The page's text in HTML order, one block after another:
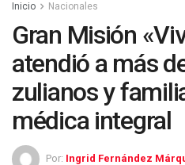
Inicio Nacionales
Gran Misión
atendió a más
zulianos y
médica integral
Por: Ingrid Fernández